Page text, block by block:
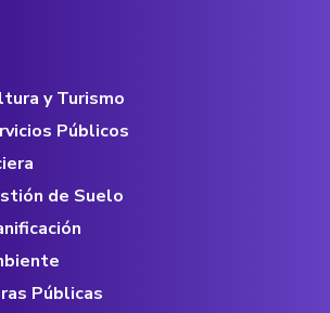
y Turismo
Públicos
de Suelo
Públicas